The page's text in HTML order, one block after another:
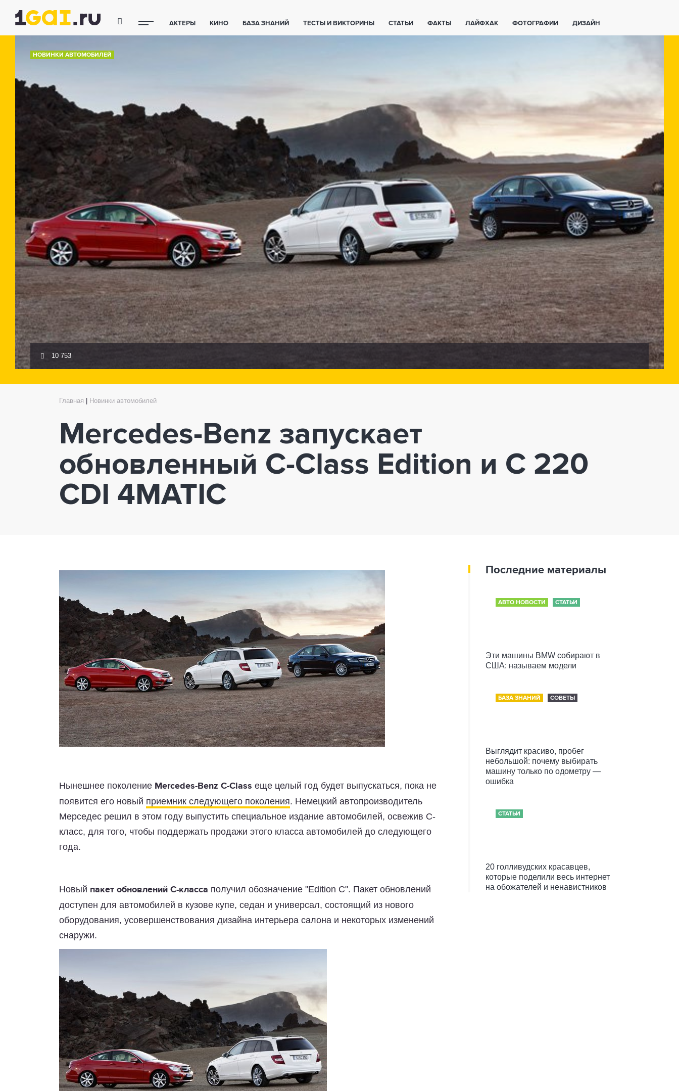
АКТЕРЫ КИНО БАЗА ЗНАНИЙ ТЕСТЫ И ВИКТОРИНЫ СТАТЬИ ФАКТЫ ЛАЙФХАК ФОТОГРАФИИ ДИЗАЙН
НОВИНКИ АВТОМОБИЛЕЙ
10 753
Главная Новинки автомобилей
Mercedes-Benz запускает
обновленный C-Class Edition и C 220
CDI 4MATIC
Нынешнее поколение Mercedes-Benz C-Class еще целый год будет выпускаться, пока не
появится его новый приемник следующего поколения. Немецкий автопроизводитель
Мерседес решил в этом году выпустить специальное издание автомобилей, освежив C-
класс, для того, чтобы поддержать продажи этого класса автомобилей до следующего
года.
Новый пакет обновлений C-класса получил обозначение "Edition C". Пакет обновлений
доступен для автомобилей в кузове купе, седан и универсал, состоящий из нового
оборудования, усовершенствования дизайна интерьера салона и некоторых изменений
снаружи.
Последние материалы
АВТО НОВОСТИ СТАТЬИ
Эти машины BMW собирают в
США: называем модели
БАЗА ЗНАНИЙ СОВЕТЫ
Выглядит красиво, пробег
небольшой: почему выбирать
машину только по одометру —
ошибка
СТАТЬИ
20 голливудских красавцев,
которые поделили весь интернет
на обожателей и ненавистников